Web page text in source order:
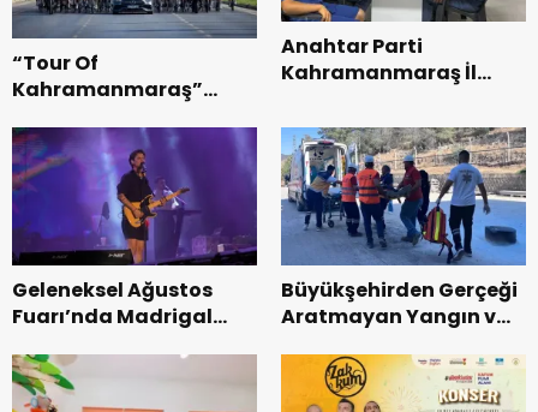
“Tour Of
Kahramanmaraş”
Bisikleti Turnuvası
Tamamlandı.
Anahtar Parti
Kahramanmaraş İl
Teşkilatı ile buluştu.
Geleneksel Ağustos
Fuarı’nda Madrigal
Büyükşehirden Gerçeği
Aratmayan Yangın ve